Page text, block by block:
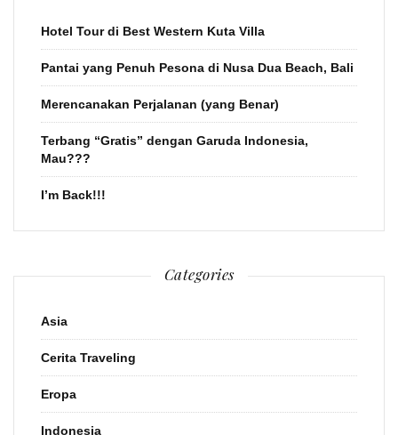
Hotel Tour di Best Western Kuta Villa
Pantai yang Penuh Pesona di Nusa Dua Beach, Bali
Merencanakan Perjalanan (yang Benar)
Terbang “Gratis” dengan Garuda Indonesia,
Mau???
I’m Back!!!
Categories
Asia
Cerita Traveling
Eropa
Indonesia